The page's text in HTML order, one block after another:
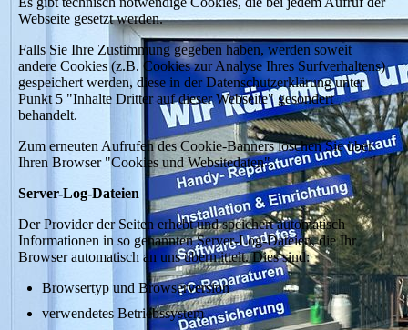
Webseite gesetzt werden.
Falls Sie Ihre Zustimmung gegeben haben, werden soweit
andere Cookies (z.B. Cookies zur Analyse Ihres Surfverhaltens)
gespeichert werden, diese in der Datenschutzerklärung unter
Punkt 5 "Inhalte Dritter auf dieser Webseite" gesondert
behandelt.
Zum erneuten Aufrufen des Cookie-Banners löschen Sie über
Ihren Browser "Cookies und Websitedaten".
Server-Log-Dateien
Der Provider der Seiten erhebt und speichert automatisch
Informationen in so genannten Server-Log-Dateien, die Ihr
Browser automatisch an uns übermittelt. Dies sind:
Browsertyp und Browserversion
verwendetes Betriebssystem